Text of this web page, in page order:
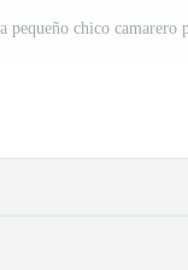
pequeño chico camarero